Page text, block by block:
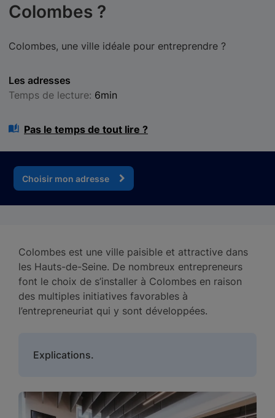
Colombes ?
Colombes, une ville idéale pour entreprendre ?
Les adresses
Temps de lecture: 6min
Pas le temps de tout lire ?
Choisir mon adresse
Colombes est une ville paisible et attractive dans
les Hauts-de-Seine. De nombreux entrepreneurs
font le choix de s’installer à Colombes en raison
des multiples initiatives favorables à
l’entrepreneuriat qui y sont développées.
Explications.